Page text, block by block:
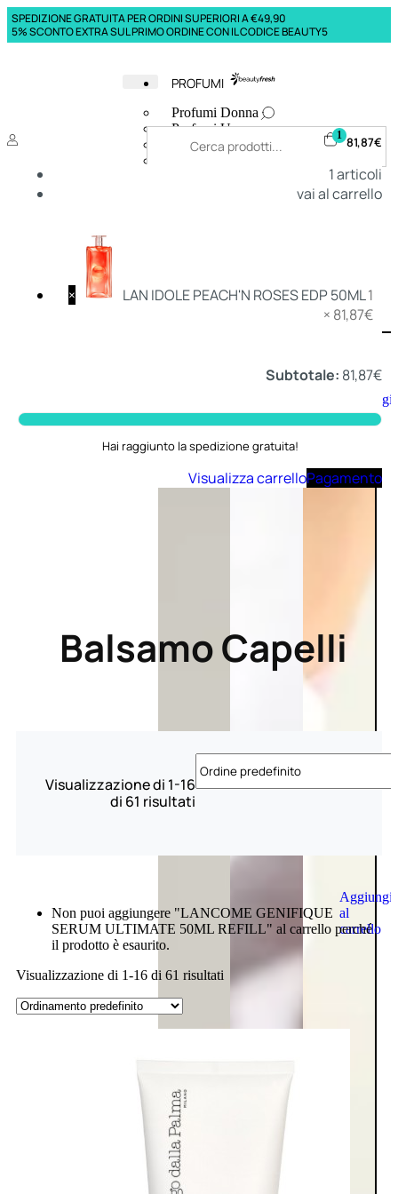
SPEDIZIONE GRATUITA PER ORDINI SUPERIORI A €49,90
5% SCONTO EXTRA SUL PRIMO ORDINE CON IL CODICE BEAUTY5
PROFUMI
Profumi Donna
Profumi Uomo
Deodoranti Donna
Aggiungi
al
Aggiungi
al
carrello
1 81,87€
1articoli
vai al carrello
× LAN IDOLE PEACH'N ROSES EDP 50ML1
× 81,87€
Subtotale: 81,87€
Hai raggiunto la spedizione gratuita!
Visualizza carrelloPagamento
Balsamo Capelli
Visualizzazione di 1-16
di 61 risultati
Non puoi aggiungere "LANCOME GENIFIQUE
SERUM ULTIMATE 50ML REFILL" al carrello perché
il prodotto è esaurito.
Visualizzazione di 1-16 di 61 risultati